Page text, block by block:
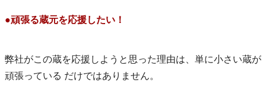
●頑張る蔵元を応援したい！
弊社がこの蔵を応援しようと思った理由は、単に小さい蔵が
頑張っている だけではありません。